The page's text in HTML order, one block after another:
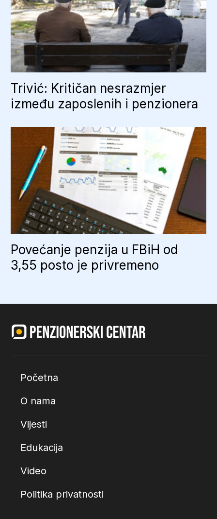
Trivić: Kritičan nesrazmjer
između zaposlenih i penzionera
Povećanje penzija u FBiH od
3,55 posto je privremeno
Početna
O nama
Vijesti
Edukacija
Video
Politika privatnosti